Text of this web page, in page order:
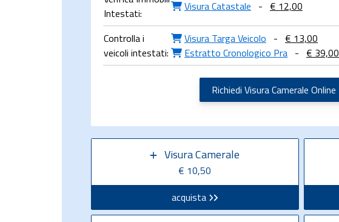
Intestati:
Visura Catastale - € 12,00
Controlla i
veicoli intestati:
Visura Targa Veicolo - € 13,00
Estratto Cronologico Pra - € 39,00
Richiedi Visura Camerale Online
Visura Camerale
€ 10,50
acquista